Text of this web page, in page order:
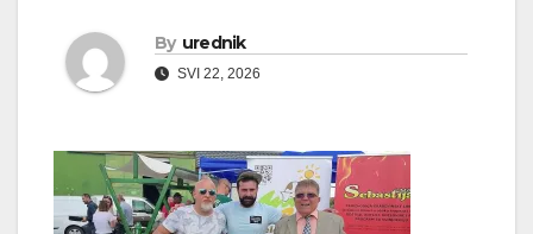
By urednik
SVI 22, 2026